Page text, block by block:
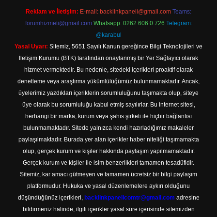
Reklam ve İletişim: E-mail: backlinkpaneli@gmail.com Teams:
forumhizmeti@gmail.com Whatsapp: 0262 606 0 726 Telegram:
@karabul
Yasal Uyarı: Sitemiz, 5651 Sayılı Kanun gereğince Bilgi Teknolojileri ve
İletişim Kurumu (BTK) tarafından onaylanmış bir Yer Sağlayıcı olarak
hizmet vermektedir. Bu nedenle, sitedeki içerikleri proaktif olarak
denetleme veya araştırma yükümlülüğümüz bulunmamaktadır. Ancak,
üyelerimiz yazdıkları içeriklerin sorumluluğunu taşımakta olup, siteye
üye olarak bu sorumluluğu kabul etmiş sayılırlar. Bu internet sitesi,
herhangi bir marka, kurum veya şahıs şirketi ile hiçbir bağlantısı
bulunmamaktadır. Sitede yalnızca kendi hazırladığımız makaleler
paylaşılmaktadır. Burada yer alan içerikler haber niteliği taşımamakta
olup, gerçek kurum ve kişiler hakkında paylaşım yapılmamaktadır.
Gerçek kurum ve kişiler ile isim benzerlikleri tamamen tesadüfidir.
Sitemiz, kar amacı gütmeyen ve tamamen ücretsiz bir bilgi paylaşım
platformudur. Hukuka ve yasal düzenlemelere aykırı olduğunu
düşündüğünüz içerikleri, backlinkpanelicomtr@gmail.com adresine
bildirmeniz halinde, ilgili içerikler yasal süre içerisinde sitemizden